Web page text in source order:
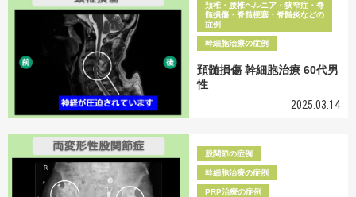
頚椎・腰椎ヘルニア・狭窄症・脊
髄損傷・脊髄梗塞・脊髄炎などの
症例
幹細胞治療の症例
頚髄損傷 幹細胞治療 60代男
性
2025.03.14
股関節の症例
幹細胞治療の症例
PRP治療の症例